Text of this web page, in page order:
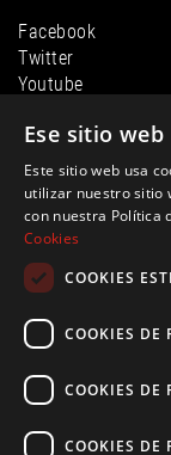
Facebook
Twitter
Youtube
Instagram
© Ibiza Hills
Roca
Ese sitio
Este sitio web usa
utilizar nuestro sitio
con nuestra Política
Cookies
COOKIES
COOKIES DE
COOKIES DE
COOKIES DE